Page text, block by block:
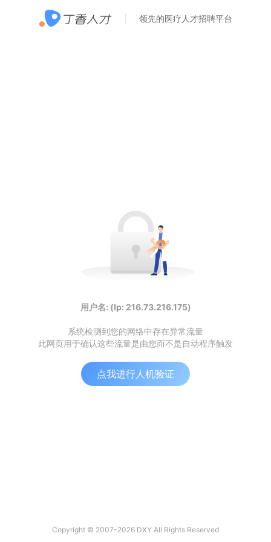
领先的医疗人才招聘平台
用户名: (Ip: 216.73.216.175)
系统检测到您的网络中存在异常流量
此网页用于确认这些流量是由您而不是自动程序触发
点我进行人机验证
Copyright © 2007-2026 DXY All Rights Reserved